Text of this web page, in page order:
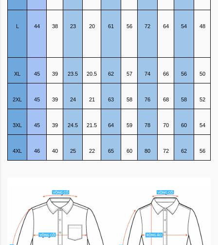
L 44 38 23 20 61 56 72 64 54 48
XL 45 39 23.5 20.5 62 57 74 66 56 50
2XL 45 39 24 21 63 58 76 68 58 52
3XL 45 39 24.5 21.5 64 59 78 70 60 54
4XL 46 40 25 22 65 60 80 72 62 56